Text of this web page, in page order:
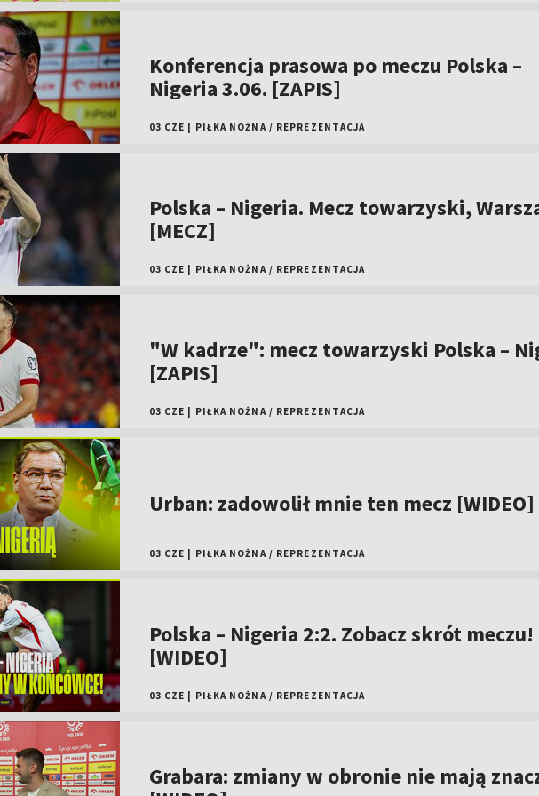
Konferencja prasowa po meczu Polska –
Nigeria 3.06. [ZAPIS]
03 CZE PIŁKA NOŻNA / REPREZENTACJA
Polska – Nigeria. Mecz towarzyski,
[MECZ]
03 CZE PIŁKA NOŻNA / REPREZENTACJA
"W kadrze": mecz towarzyski Polska –
[ZAPIS]
03 CZE PIŁKA NOŻNA / REPREZENTACJA
Urban: zadowolił mnie ten mecz [WIDEO]
03 CZE PIŁKA NOŻNA / REPREZENTACJA
Polska – Nigeria 2:2. Zobacz skrót meczu!
[WIDEO]
03 CZE PIŁKA NOŻNA / REPREZENTACJA
Grabara: zmiany w obronie nie mają